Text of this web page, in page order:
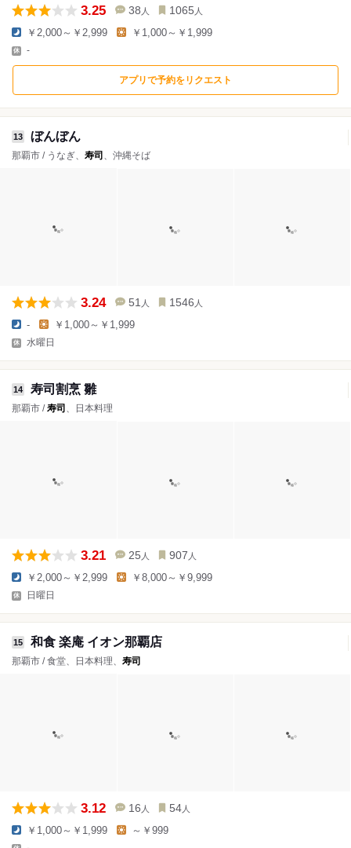
3.25 38 人 1065 人
￥2,000～￥2,999 ￥1,000～￥1,999
-
アプリで予約をリクエスト
13 ぼんぼん
那覇市 / うなぎ、 寿司 、沖縄そば
3.24 51 人 1546 人
- ￥1,000～￥1,999
水曜日
14 寿司割烹 雛
那覇市 /寿司 、日本料理
3.21 25 人 907 人
￥2,000～￥2,999 ￥8,000～￥9,999
日曜日
15 和食 楽庵 イオン那覇店
那覇市 / 食堂、日本料理、 寿司
3.12 16 人 54 人
￥1,000～￥1,999 ～￥999